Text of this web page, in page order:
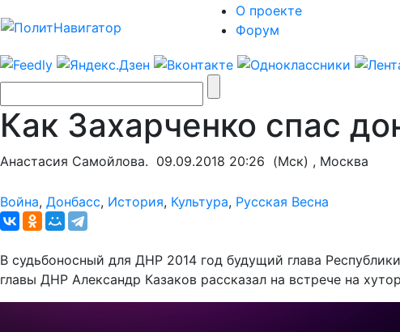
О проекте
Форум
Как Захарченко спас
Анастасия Самойлова. 09.09.2018 20:26 (Мск) , Москва
Война, Донбасс, История, Культура, Русская Весна
В судьбоносный для ДНР 2014 год будущий глава
главы ДНР Александр Казаков рассказал на встрече на